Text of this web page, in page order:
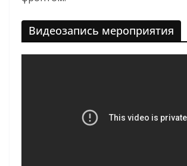
Видеозапись мероприятия